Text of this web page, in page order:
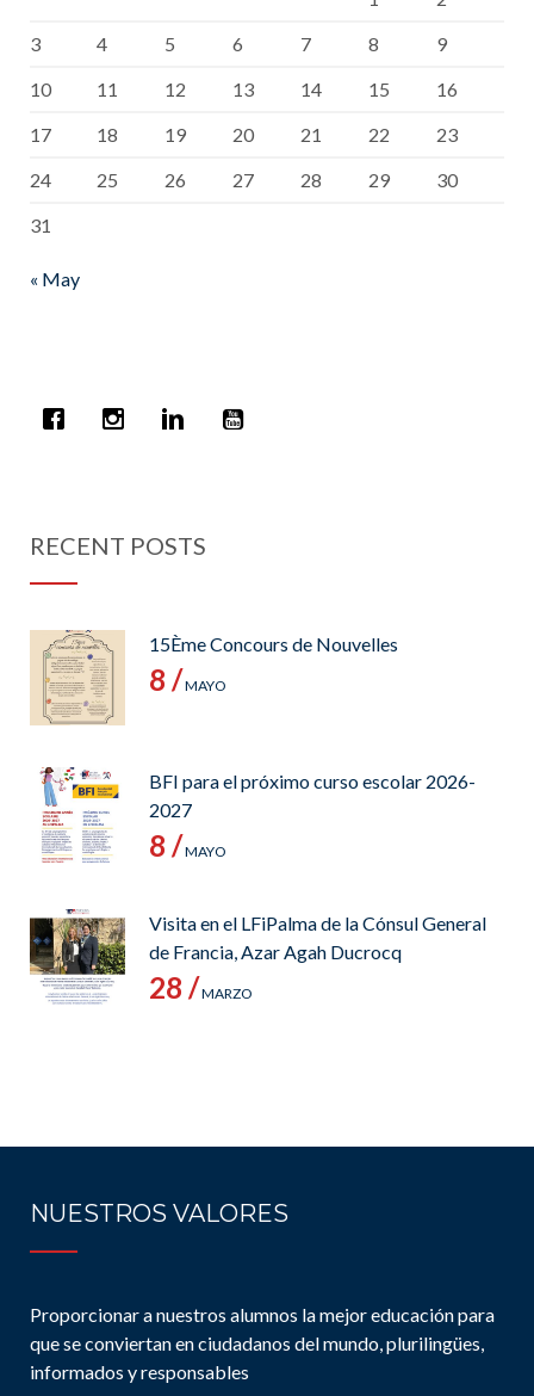
3
4 5 6 7 8
9
10
11 12 13 14 15
16
17
18 19 20 21 22
23
24
25 26 27 28 29
30
31
« May
RECENT POSTS
15Ème Concours de Nouvelles
8 /MAYO
BFI para el próximo curso escolar 2026-
2027
8 /MAYO
Visita en el LFiPalma de la Cónsul General
de Francia, Azar Agah Ducrocq
28 /MARZO
NUESTROS VALORES
Proporcionar a nuestros alumnos la mejor educación para
que se conviertan en ciudadanos del mundo, plurilingües,
informados y responsables